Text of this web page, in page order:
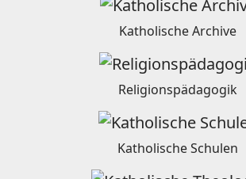
Katholische Archive
Religionspädagogik
Katholische Schulen